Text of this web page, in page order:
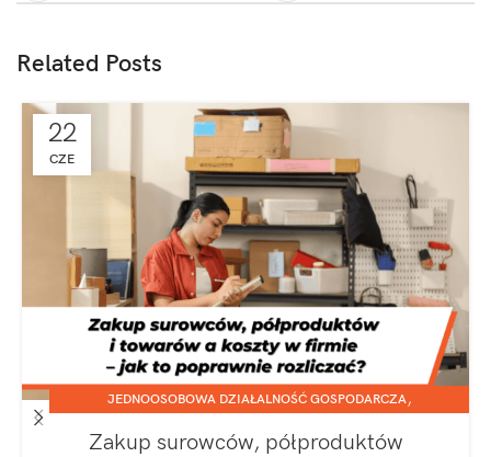
Related Posts
22
CZE
JEDNOOSOBOWA DZIAŁALNOŚĆ GOSPODARCZA,
Zakup surowców, półproduktów